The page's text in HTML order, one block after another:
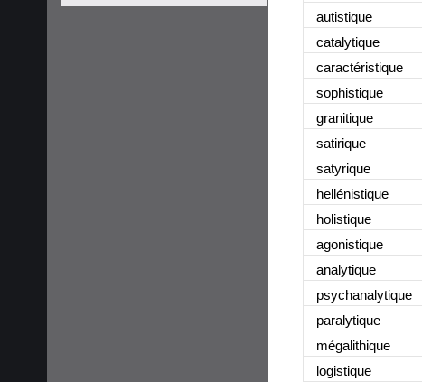
autistique
catalytique
caractéristique
sophistique
granitique
satirique
satyrique
hellénistique
holistique
agonistique
analytique
psychanalytique
paralytique
mégalithique
logistique